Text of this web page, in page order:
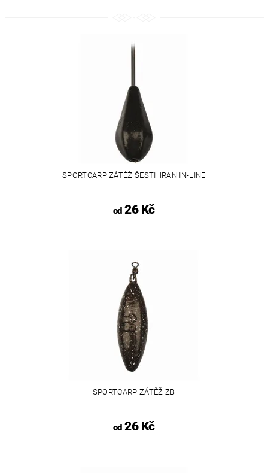
SPORTCARP ZÁTĚŽ ŠESTIHRAN IN-LINE
od26 Kč
SPORTCARP ZÁTĚŽ ZB
od26 Kč